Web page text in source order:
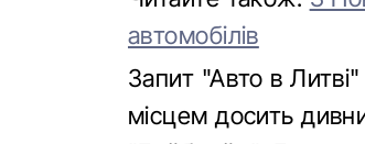
автомобілів
Запит "Авто в
місцем досить